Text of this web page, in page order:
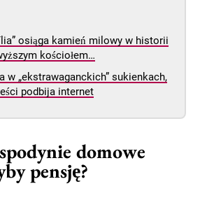
osiąga kamień milowy w historii
kościołem…
w „ekstrawaganckich” sukienkach,
podbija internet
domowe
pensję?